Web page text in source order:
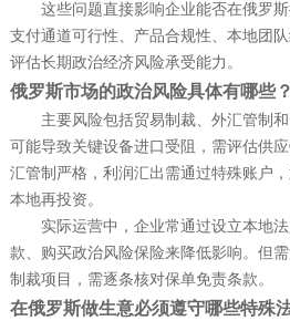
这些问题直接影响企业能否在俄罗
支付通道可行性、产品合规性、本地团
评估长期政治经济风险承受能力。
俄罗斯市场的政治风险具体有哪些？
主要风险包括贸易制裁、外汇管制
可能导致关键设备进口受阻，需评估供
汇管制严格，利润汇出需通过特殊账户
本地再投资。
实际运营中，企业常通过设立本地
款、购买政治风险保险来降低影响。但
制裁项目，需逐条核对保单免责条款。
在俄罗斯做生意必须遵守哪些特殊